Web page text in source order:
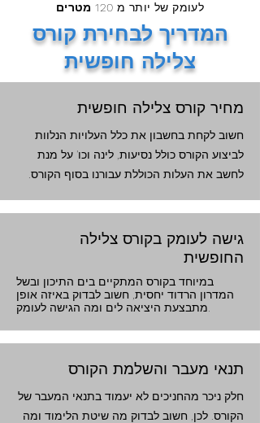
לעומק של יותר מ 120 מטרים
המדריך לבחירת קורס
צלילה חופשית
מחיר קורס צלילה חופשית
חשוב לקחת בחשבון את כלל העלויות הנלוות
לביצוע הקורס כולל נסיעות, לינה וכו' על מנת
לחשב את העלות הכוללת עבורנו בסוף הקורס.
גישה לעומק בקורס צלילה
החופשית
במיוחד בקורס המתקיים בים התיכון ובשל
המדרון הרדוד יחסית, חשוב לבדוק באיזה אופן
תנאי מעבר והשלמת הקורס
חלק ניכר מהחניכים לא יעמוד בתנאי המעבר של
הקורס. לכן, חשוב לבדוק מה שיטת הלימוד ומה